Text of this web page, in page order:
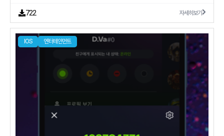
722 자세히보기
IOS 엔터테인먼트